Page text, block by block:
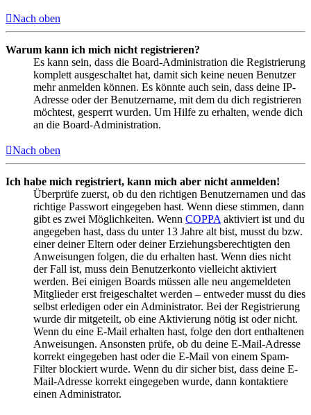
Nach oben
Warum kann ich mich nicht registrieren?
Es kann sein, dass die Board-Administration die Registrierung
komplett ausgeschaltet hat, damit sich keine neuen Benutzer
mehr anmelden können. Es könnte auch sein, dass deine IP-
Adresse oder der Benutzername, mit dem du dich registrieren
möchtest, gesperrt wurden. Um Hilfe zu erhalten, wende dich
an die Board-Administration.
Nach oben
Ich habe mich registriert, kann mich aber nicht anmelden!
Überprüfe zuerst, ob du den richtigen Benutzernamen und das
richtige Passwort eingegeben hast. Wenn diese stimmen, dann
gibt es zwei Möglichkeiten. Wenn COPPA aktiviert ist und du
angegeben hast, dass du unter 13 Jahre alt bist, musst du bzw.
einer deiner Eltern oder deiner Erziehungsberechtigten den
Anweisungen folgen, die du erhalten hast. Wenn dies nicht
der Fall ist, muss dein Benutzerkonto vielleicht aktiviert
werden. Bei einigen Boards müssen alle neu angemeldeten
Mitglieder erst freigeschaltet werden – entweder musst du dies
selbst erledigen oder ein Administrator. Bei der Registrierung
wurde dir mitgeteilt, ob eine Aktivierung nötig ist oder nicht.
Wenn du eine E-Mail erhalten hast, folge den dort enthaltenen
Anweisungen. Ansonsten prüfe, ob du deine E-Mail-Adresse
korrekt eingegeben hast oder die E-Mail von einem Spam-
Filter blockiert wurde. Wenn du dir sicher bist, dass deine E-
Mail-Adresse korrekt eingegeben wurde, dann kontaktiere
einen Administrator.